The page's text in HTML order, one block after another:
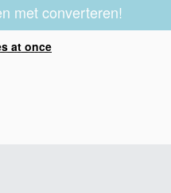
met converteren!
at once